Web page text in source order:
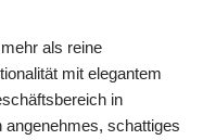
als reine
mit elegantem
in
schattiges